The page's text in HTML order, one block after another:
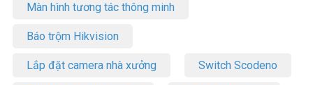
Màn hình tương tác thông minh
Báo trộm Hikvision
Lắp đặt camera nhà xưởng Switch Scodeno